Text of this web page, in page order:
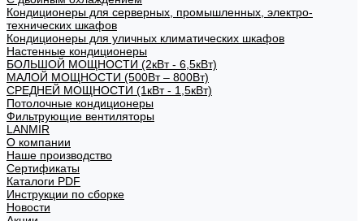
Кондиционеры для серверных, промышленных, электро-
технических шкафов
Кондиционеры для уличных климатических шкафов
Настенные кондиционеры
БОЛЬШОЙ МОЩНОСТИ (2кВт - 6,5кВт)
МАЛОЙ МОЩНОСТИ (500Вт – 800Вт)
СРЕДНЕЙ МОЩНОСТИ (1кВт - 1,5кВт)
Потолочные кондиционеры
Фильтрующие вентиляторы
LANMIR
О компании
Наше производство
Сертификаты
Каталоги PDF
Инструкции по сборке
Новости